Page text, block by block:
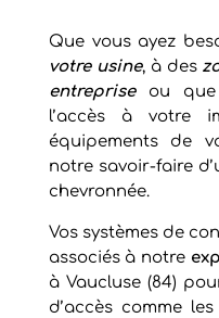
Que vous ayez
votre usine, à des
entrepriseou que
l’accès à votre
équipements de
notre savoir-faire
chevronnée.
Vos systèmes de
associés à notre
à Vaucluse (84)
d’accès comme